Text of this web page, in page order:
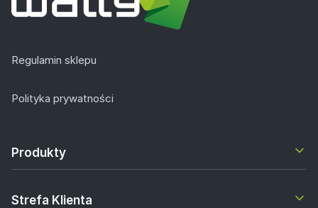
Regulamin sklepu
Polityka prywatności
Produkty
Strefa Klienta